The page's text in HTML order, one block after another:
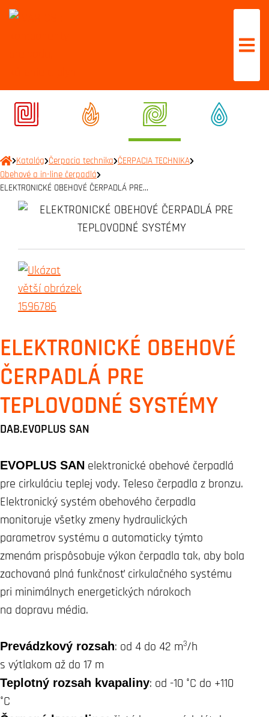
Katalóg Čerpacia technika ČERPACIA TECHNIKA
Obehové a in-line čerpadlá
ELEKTRONICKÉ OBEHOVÉ ČERPADLÁ PRE…
ELEKTRONICKÉ OBEHOVÉ
ČERPADLÁ PRE
TEPLOVODNÉ SYSTÉMY
DAB.EVOPLUS SAN
EVOPLUS SAN elektronické obehové čerpadlá
pre cirkuláciu teplej vody. Teleso čerpadla z bronzu.
Elektronický systém obehového čerpadla
monitoruje všetky zmeny hydraulických
parametrov systému a automaticky týmto
zmenám prispôsobuje výkon čerpadla tak, aby bola
zachovaná plná funkčnosť cirkulačného systému
pri minimálnych energetických nárokoch
na dopravu média.
Prevádzkový rozsah: od 4 do 42 m3/h
s výtlakom až do 17 m
Teplotný rozsah kvapaliny: od -10 °C do +110
°C